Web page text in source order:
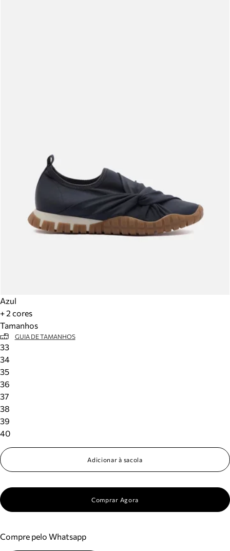
Azul
+ 2 cores
Tamanhos
GUIA DE TAMANHOS
33
34
35
36
37
38
39
40
Adicionar à sacola
Comprar Agora
Compre pelo Whatsapp